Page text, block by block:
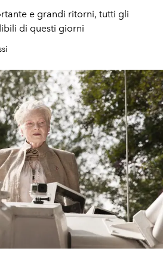
e grandi ritorni, tutti gli
di questi giorni